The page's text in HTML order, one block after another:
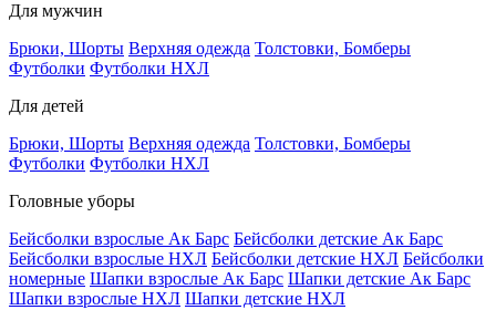
Для мужчин
Брюки, Шорты Верхняя одежда Толстовки, Бомберы
Футболки Футболки НХЛ
Для детей
Брюки, Шорты Верхняя одежда Толстовки, Бомберы
Футболки Футболки НХЛ
Головные уборы
Бейсболки взрослые Ак Барс Бейсболки детские Ак Барс
Бейсболки взрослые НХЛ Бейсболки детские НХЛ Бейсболки
номерные Шапки взрослые Ак Барс Шапки детские Ак Барс
Шапки взрослые НХЛ Шапки детские НХЛ